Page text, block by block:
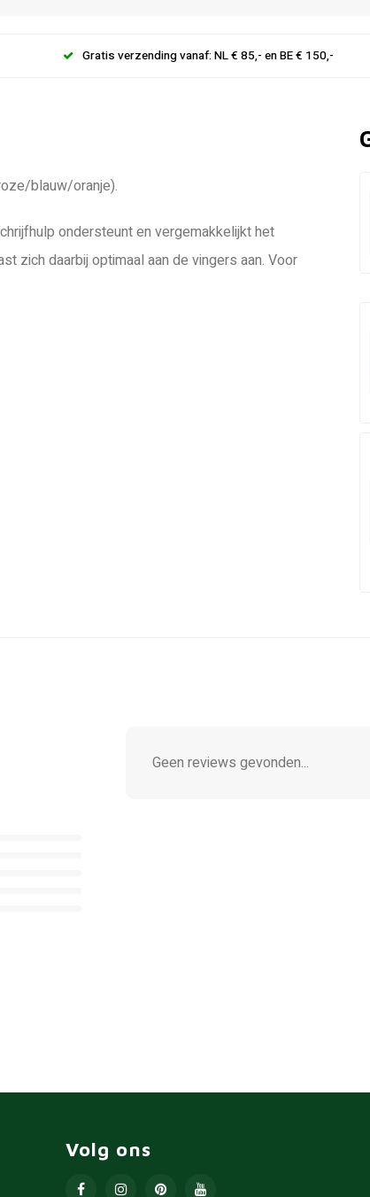
Gratis verzending vanaf: NL € 85,- en BE € 150,-
blauw/oranje).
ondersteunt en vergemakkelijkt het
zich daarbij optimaal aan de vingers aan. Voor
Geen reviews gevonden...
Volg ons